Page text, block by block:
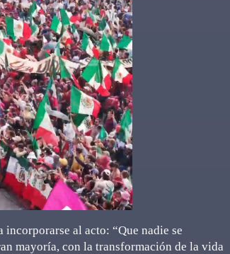
al acto: “Que nadie se
mayoría, con la transformación de la vida